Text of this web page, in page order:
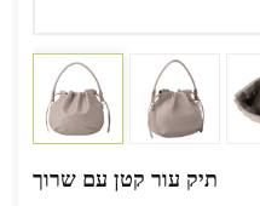
תיק עור קטן עם שרוך